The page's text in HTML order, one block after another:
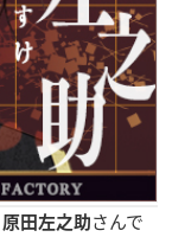
原田左之助 さんで